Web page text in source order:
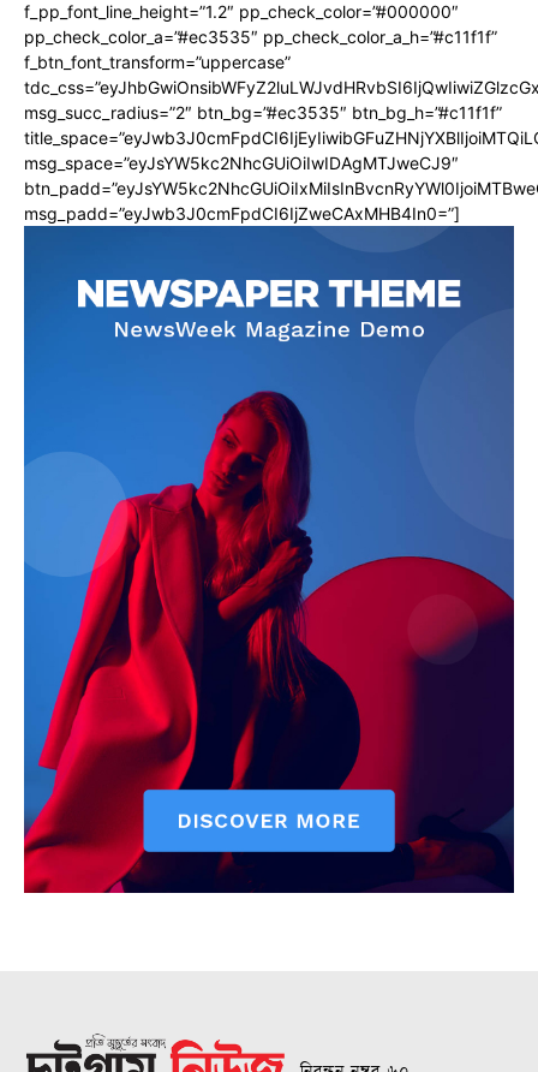
f_pp_font_line_height=”1.2″ pp_check_color=”#000000″
pp_check_color_a=”#ec3535″ pp_check_color_a_h=”#c11f1f”
f_btn_font_transform=”uppercase”
msg_succ_radius=”2″ btn_bg=”#ec3535″ btn_bg_h=”#c11f1f”
msg_space=”eyJsYW5kc2NhcGUiOiIwIDAgMTJweCJ9″
msg_padd=”eyJwb3J0cmFpdCI6IjZweCAxMHB4In0=”]